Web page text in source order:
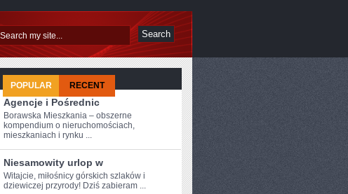
POPULAR RECENT
Agencje i Pośrednic
Borawska Mieszkania – obszerne
kompendium o nieruchomościach,
mieszkaniach i rynku ...
Niesamowity urlop w
Witajcie, miłośnicy ‌górskich ⁢szlaków i
dziewiczej przyrody!‌ Dziś zabieram ...